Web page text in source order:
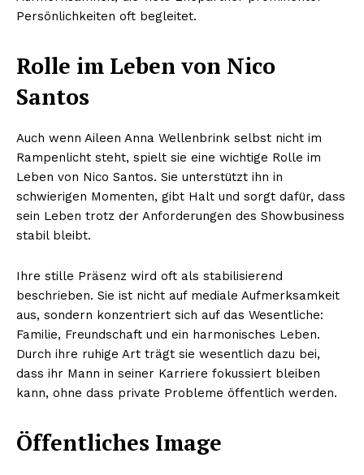
Persönlichkeiten oft begleitet.
Rolle im Leben von Nico
Santos
Auch wenn Aileen Anna Wellenbrink selbst nicht im
Rampenlicht steht, spielt sie eine wichtige Rolle im
Leben von Nico Santos. Sie unterstützt ihn in
schwierigen Momenten, gibt Halt und sorgt dafür, dass
sein Leben trotz der Anforderungen des Showbusiness
stabil bleibt.
Ihre stille Präsenz wird oft als stabilisierend
beschrieben. Sie ist nicht auf mediale Aufmerksamkeit
aus, sondern konzentriert sich auf das Wesentliche:
Familie, Freundschaft und ein harmonisches Leben.
Durch ihre ruhige Art trägt sie wesentlich dazu bei,
dass ihr Mann in seiner Karriere fokussiert bleiben
kann, ohne dass private Probleme öffentlich werden.
Öffentliches Image